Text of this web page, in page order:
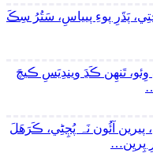
پَڌَرِ پوءِ پيياسِ، سَتُرُ سِڪَ
تَنھِن ڪَڍَ ويندِيَسِ ڪيچَ
پيرين آئُون نَہ پُڄِڻِي، ڪَرَھَلَ
پِريِن…